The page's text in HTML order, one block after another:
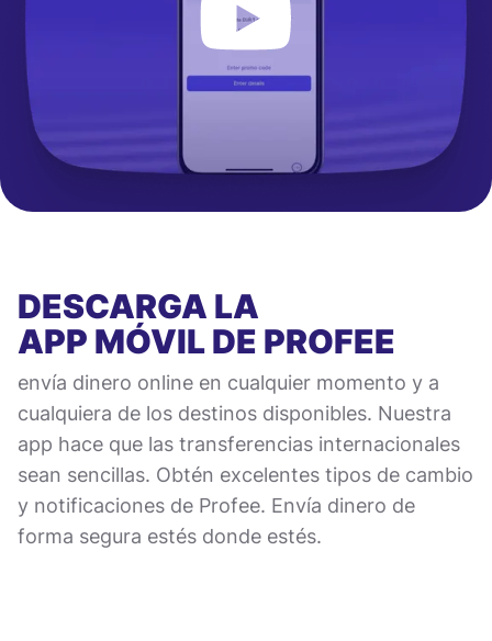
DESCARGA LA
APP MÓVILDE PROFEE
envía dinero online en cualquier momento y a
cualquiera de los destinos disponibles. Nuestra
app hace que las transferencias internacionales
sean sencillas. Obtén excelentes tipos de cambio
y notificaciones de Profee. Envía dinero de
forma segura estés donde estés.